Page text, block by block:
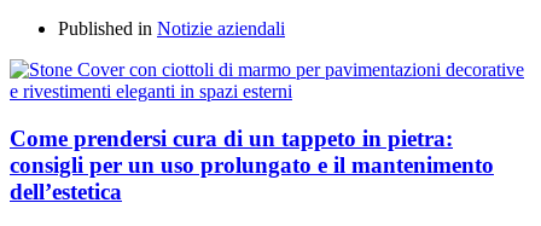
Published in Notizie aziendali
Come prendersi cura di un tappeto in pietra:
consigli per un uso prolungato e il mantenimento
dell’estetica